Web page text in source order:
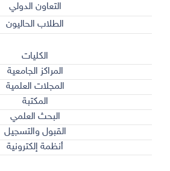
التعاون الدولي
الطلاب الحاليون
الكليات
المراكز الجامعية
المجلات العلمية
المكتبة
البحث العلمي
القبول والتسجيل
أنظمة إلكترونية